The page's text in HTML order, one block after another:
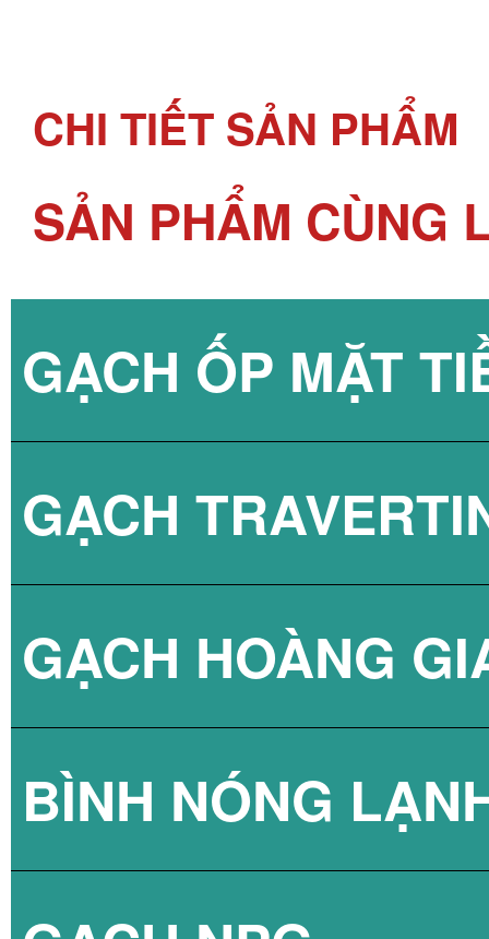
CHI TIẾT SẢN PHẨM
SẢN PHẨM CÙNG
GẠCH ỐP MẶT
GẠCH
GẠCH HOÀNG
BÌNH NÓNG